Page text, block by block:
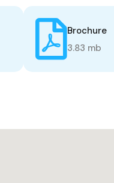
Brochure
3.83 mb